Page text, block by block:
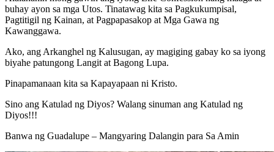
buhay ayon sa mga Utos. Tinatawag kita sa Pagkukumpisal,
Pagtitigil ng Kainan, at Pagpapasakop at Mga Gawa ng
Kawanggawa.
Ako, ang Arkanghel ng Kalusugan, ay magiging gabay ko sa iyong
biyahe patungong Langit at Bagong Lupa.
Pinapamanaan kita sa Kapayapaan ni Kristo.
Sino ang Katulad ng Diyos? Walang sinuman ang Katulad ng
Diyos!!!
Banwa ng Guadalupe – Mangyaring Dalangin para Sa Amin